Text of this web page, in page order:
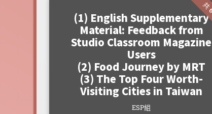
(1) English Supplementary
Material: Feedback from
Studio Classroom Magazine
Users
(2) Food Journey by MRT
(3) The Top Four Worth-
Visiting Cities in Taiwan
ESP組